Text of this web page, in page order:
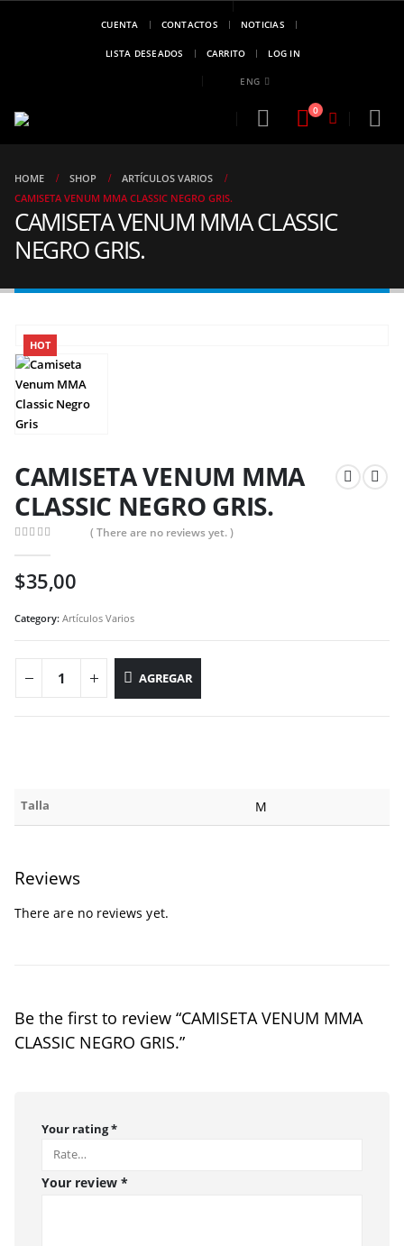
CUENTA CONTACTOS NOTICIAS
LISTA DESEADOS CARRITO LOG IN
ENG
0
HOME SHOP
ARTÍCULOS VARIOS
CAMISETA VENUM MMA CLASSIC NEGRO GRIS.
CAMISETA VENUM MMA CLASSIC
NEGRO GRIS.
HOT
CAMISETA VENUM MMA
CLASSIC NEGRO GRIS.
( There are no reviews yet. )
$35,00
Category: Artículos Varios
AGREGAR
Talla M
Reviews
There are no reviews yet.
Be the first to review “CAMISETA VENUM MMA
CLASSIC NEGRO GRIS.”
Your rating*
Your review *